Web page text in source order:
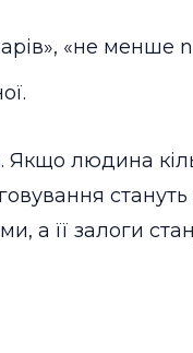
«не менше n
Якщо людина
а її залоги